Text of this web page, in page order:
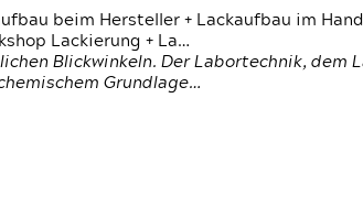
beim Hersteller + Lackaufbau im
Lackierung + La…
Blickwinkeln. Der Labortechnik, dem
Grundlage…